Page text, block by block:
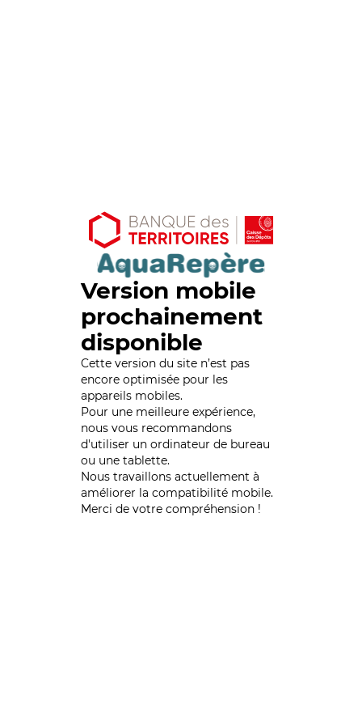
Version mobile
prochainement
disponible
Cette version du site n’est pas
encore optimisée pour les
appareils mobiles.
Pour une meilleure expérience,
nous vous recommandons
d'utiliser un ordinateur de bureau
ou une tablette.
Nous travaillons actuellement à
améliorer la compatibilité mobile.
Merci de votre compréhension !